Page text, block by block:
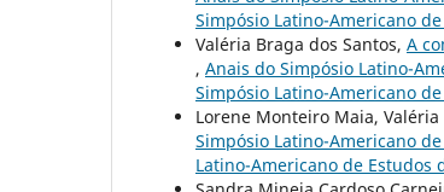
Simpósio Latino-Americano
Valéria Braga dos Santos, A
, Anais do Simpósio Latino-
Simpósio Latino-Americano
Lorene Monteiro Maia, Valéria
Simpósio Latino-Americano
Latino-Americano de Estudos